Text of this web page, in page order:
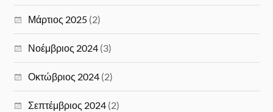
Μάρτιος 2025 (2)
Νοέμβριος 2024 (3)
Οκτώβριος 2024 (2)
Σεπτέμβριος 2024 (2)